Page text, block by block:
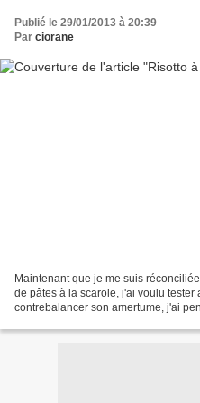
Publié le 29/01/2013 à 20:39
Par ciorane
Maintenant que je me suis
de pâtes à la scarole, j'ai voulu
contrebalancer son amertume, j'ai